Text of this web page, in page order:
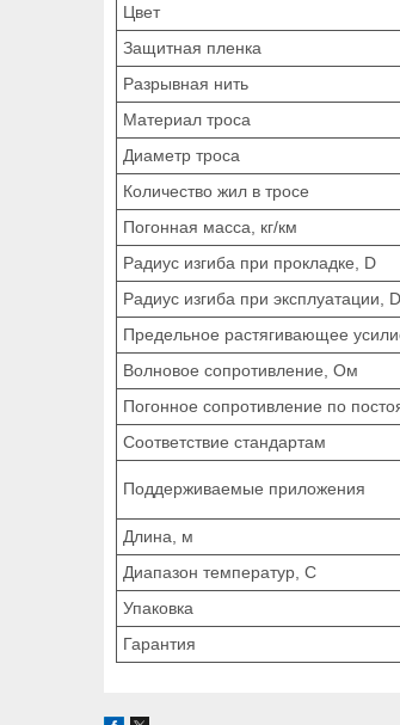
Цвет
Защитная пленка
Разрывная нить
Материал троса
Диаметр троса
Количество жил в тросе
Погонная масса, кг/км
Радиус изгиба при прокладке, D
Радиус изгиба при эксплуатации, D
Предельное растягивающее
Волновое сопротивление, Ом
Погонное сопротивление по
Соответствие стандартам
Поддерживаемые приложения
Длина, м
Диапазон температур, С
Упаковка
Гарантия